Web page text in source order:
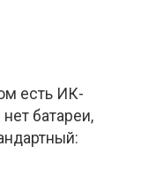
есть ИК-
батареи,